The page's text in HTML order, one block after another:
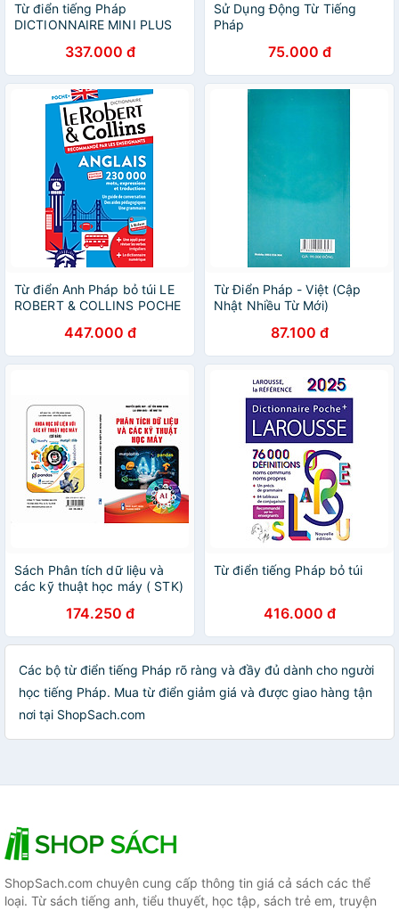
Từ điển tiếng Pháp
DICTIONNAIRE MINI PLUS
337.000 đ
Sử Dụng Động Từ Tiếng
Pháp
75.000 đ
Từ điển Anh Pháp bỏ túi LE
ROBERT & COLLINS POCHE
447.000 đ
Từ Điển Pháp - Việt (Cập
Nhật Nhiều Từ Mới)
87.100 đ
Sách Phân tích dữ liệu và
các kỹ thuật học máy ( STK)
174.250 đ
Từ điển tiếng Pháp bỏ túi
416.000 đ
Các bộ từ điển tiếng Pháp rõ ràng và đầy đủ dành cho người
học tiếng Pháp. Mua từ điển giảm giá và được giao hàng tận
nơi tại ShopSach.com
ShopSach.com chuyên cung cấp thông tin giá cả sách các thể
loại. Từ sách tiếng anh, tiểu thuyết, học tập, sách trẻ em, truyện